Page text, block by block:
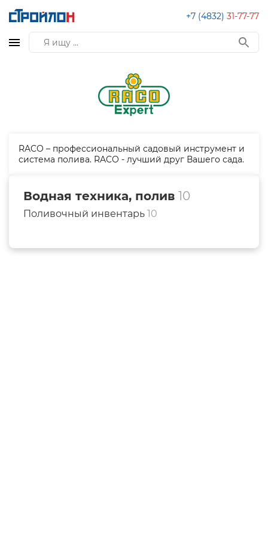
+7 (4832) 31-77-77
RACO – профессиональный садовый инструмент и
система полива. RACO - лучший друг Вашего сада.
Водная техника, полив 10
Поливочный инвентарь 10